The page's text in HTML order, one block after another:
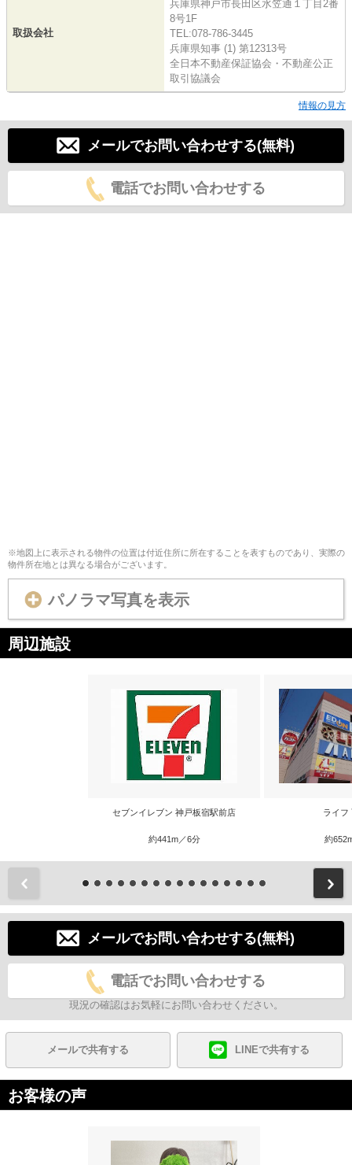
取扱会社
兵庫県神戸市長田区水笠通１丁目2番
8号1F
TEL:078-786-3445
兵庫県知事 (1) 第12313号
全日本不動産保証協会・不動産公正
取引協議会
情報の見方
メールでお問い合わせする(無料)
電話でお問い合わせする
※地図上に表示される物件の位置は付近住所に所在することを表すものであり、実際の
物件所在地とは異なる場合がございます。
パノラマ写真を表示
周辺施設
セブンイレブン 神戸板宿駅前店
約441m／6分
ライフ
約
メールでお問い合わせする(無料)
電話でお問い合わせする
現況の確認はお気軽にお問い合わせください。
メールで共有する LINEで共有する
お客様の声